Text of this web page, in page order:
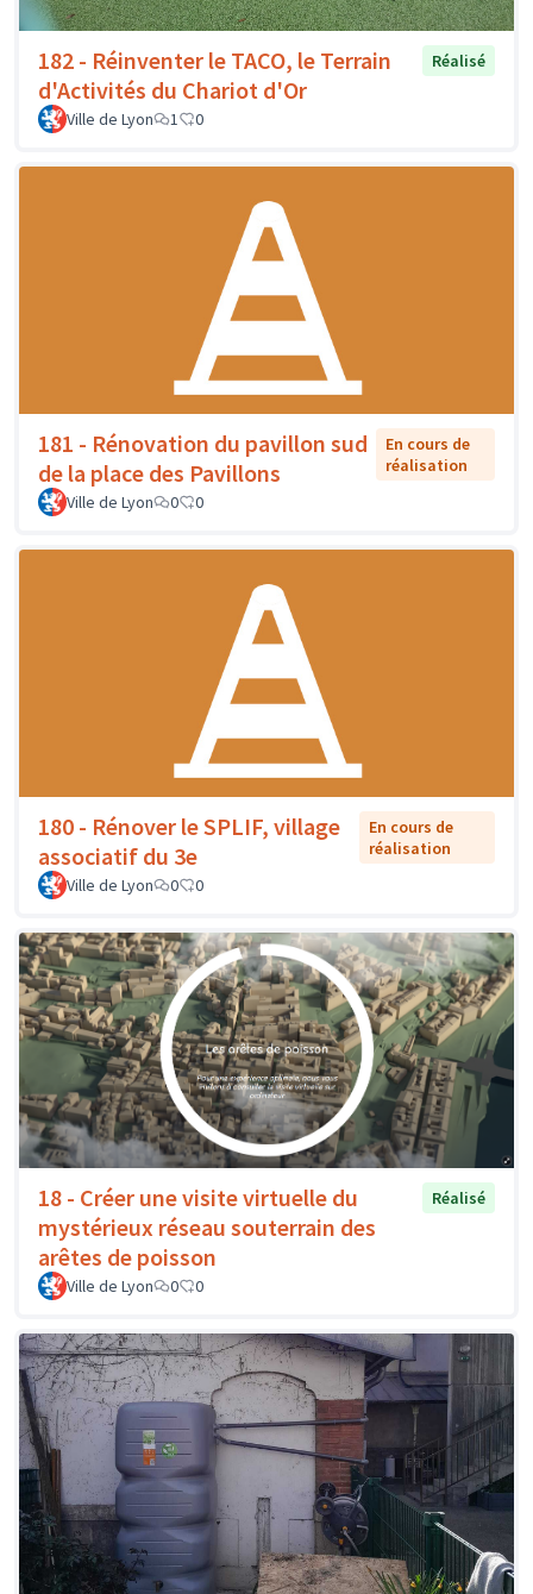
182 - Réinventer le TACO, le Terrain
d'Activités du Chariot d'Or
Réalisé
Ville de Lyon 1 0
181 - Rénovation du pavillon sud
de la place des Pavillons
En cours de
réalisation
Ville de Lyon
0 0
180 - Rénover le SPLIF, village
associatif du 3e
En cours de
réalisation
Ville de Lyon
0 0
18 - Créer une visite virtuelle du
mystérieux réseau souterrain des
arêtes de poisson
Réalisé
Ville de Lyon 0 0